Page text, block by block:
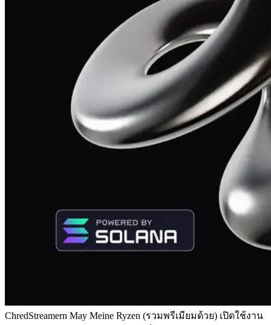
ChredStreamern May Meine Ryzen (รวมพรีเมียมด้วย) เปิดใช้งาน